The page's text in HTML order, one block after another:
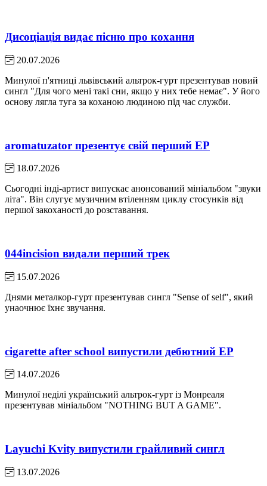
Дисоціація видає пісню про кохання
20.07.2026
Минулої п'ятниці львівський альтрок-гурт презентував новий
сингл "Для чого мені такі сни, якщо у них тебе немає". У його
основу лягла туга за коханою людиною під час служби.
aromatuzator презентує свій перший EP
18.07.2026
Сьогодні інді-артист випускає анонсований мініальбом "звуки
літа". Він слугує музичним втіленням циклу стосунків від
першої закоханості до розставання.
044incision видали перший трек
15.07.2026
Днями металкор-гурт презентував сингл "Sense of self", який
унаочнює їхнє звучання.
cigarette after school випустили дебютний EP
14.07.2026
Минулої неділі український альтрок-гурт із Монреаля
презентував мініальбом "NOTHING BUT A GAME".
Layuchi Kvity випустили грайливий сингл
13.07.2026